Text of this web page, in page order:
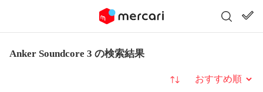
Anker Soundcore 3 の検索結果
並び替え